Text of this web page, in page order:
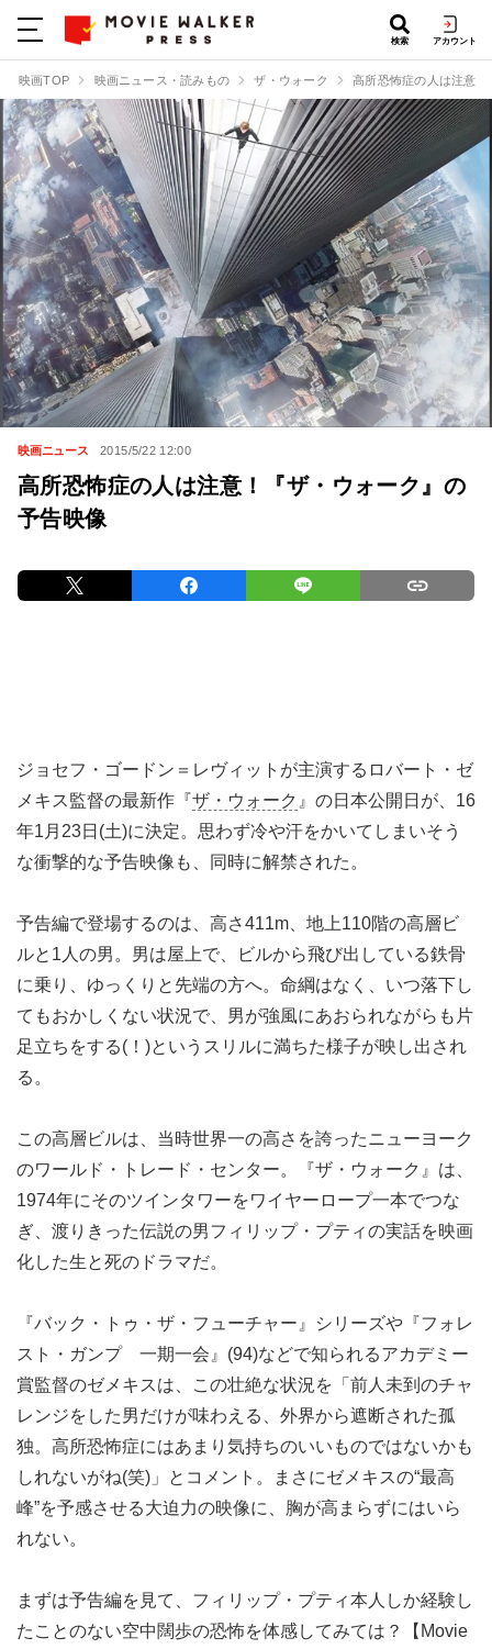
検索 アカウント
映画TOP 映画ニュース・読みもの ザ・ウォーク 高所恐怖症の人は注意
映画ニュース 2015/5/22 12:00
高所恐怖症の人は注意！『ザ・ウォーク』の
予告映像
ジョセフ・ゴードン＝レヴィットが主演するロバート・ゼ
メキス監督の最新作『ザ・ウォーク 』の日本公開日が、16
年1月23日(土)に決定。思わず冷や汗をかいてしまいそう
な衝撃的な予告映像も、同時に解禁された。
予告編で登場するのは、高さ411m、地上110階の高層ビ
ルと1人の男。男は屋上で、ビルから飛び出している鉄骨
に乗り、ゆっくりと先端の方へ。命綱はなく、いつ落下し
てもおかしくない状況で、男が強風にあおられながらも片
足立ちをする(！)というスリルに満ちた様子が映し出され
る。
この高層ビルは、当時世界一の高さを誇ったニューヨーク
のワールド・トレード・センター。『ザ・ウォーク』は、
1974年にそのツインタワーをワイヤーロープ一本でつな
ぎ、渡りきった伝説の男フィリップ・プティの実話を映画
化した生と死のドラマだ。
『バック・トゥ・ザ・フューチャー』シリーズや『フォレ
スト・ガンプ 一期一会』(94)などで知られるアカデミー
賞監督のゼメキスは、この壮絶な状況を「前人未到のチャ
レンジをした男だけが味わえる、外界から遮断された孤
独。高所恐怖症にはあまり気持ちのいいものではないかも
しれないがね(笑)」とコメント。まさにゼメキスの“最高
峰”を予感させる大迫力の映像に、胸が高まらずにはいら
れない。
まずは予告編を見て、フィリップ・プティ本人しか経験し
たことのない空中闊歩の恐怖を体感してみては？【Movie